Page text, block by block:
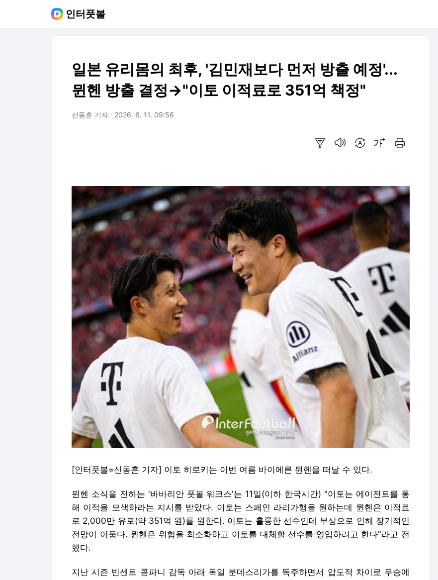
인터풋볼
일본 유리몸의 최후, '김민재보다 먼저 방출 예정'...
뮌헨 방출 결정→"이토 이적료로 351억 책정"
신동훈 기자 2026. 6. 11. 09:56
[인터풋볼=신동훈 기자] 이토 히로키는 이번 여름 바이에른 뮌헨을 떠날 수 있다.
뮌헨 소식을 전하는 '바바리안 풋볼 워크스'는 11일(이하 한국시간) "이토는 에이전트를 통
해 이적을 모색하라는 지시를 받았다. 이토는 스페인 라리가행을 원하는데 뮌헨은 이적료
로 2,000만 유로(약 351억 원)를 원한다. 이토는 훌륭한 선수인데 부상으로 인해 장기적인
전망이 어둡다. 뮌헨은 위험을 최소화하고 이토를 대체할 선수를 영입하려고 한다"라고 전
했다.
지난 시즌 빈센트 콤파니 감독 아래 독일 분데스리가를 독주하면서 압도적 차이로 우승에